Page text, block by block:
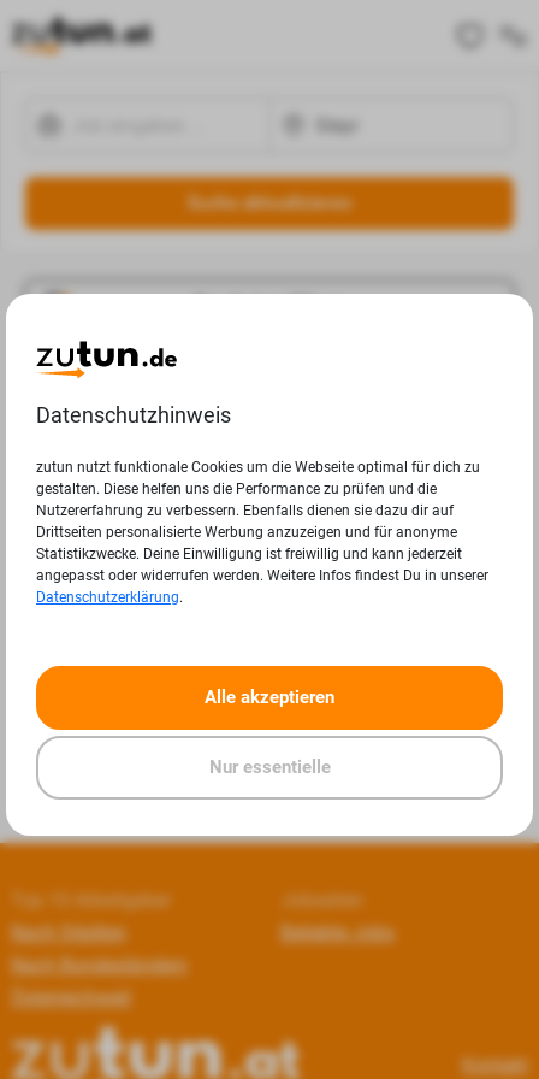
Suche aktualisieren
Jobangebote
Deine Suchanfrage in Steyr ergab leider keine Ergebnisse.
« »
Top 10 Arbeitgeber
Nach Städten
Nach Bundesländern
Österreichweit
Jobseiten
Beliebte Jobs
Kontakt
Datenschutzhinweis
zutun nutzt funktionale Cookies um die Webseite optimal für dich zu
gestalten. Diese helfen uns die Performance zu prüfen und die
Nutzererfahrung zu verbessern. Ebenfalls dienen sie dazu dir auf
Drittseiten personalisierte Werbung anzuzeigen und für anonyme
Statistikzwecke. Deine Einwilligung ist freiwillig und kann jederzeit
angepasst oder widerrufen werden. Weitere Infos findest Du in unserer
Datenschutzerklärung.
Alle akzeptieren
Nur essentielle